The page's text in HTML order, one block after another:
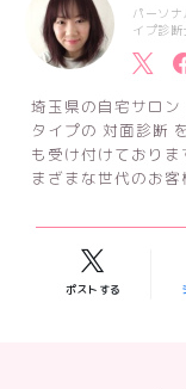
パー
イプ診断
埼玉県の自宅サロ
タイプの 対面診断
も受け付けており
まざまな世代のお客
ポストする